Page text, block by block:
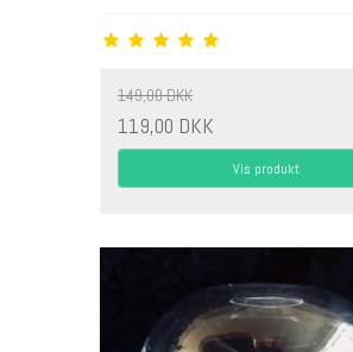
149,00 DKK
119,00 DKK
Vis produkt